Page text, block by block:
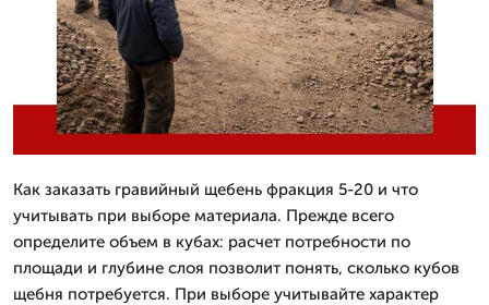
Как заказать гравийный щебень фракция 5-20 и что
учитывать при выборе материала. Прежде всего
определите объем в кубах: расчет потребности по
площади и глубине слоя позволит понять, сколько кубов
щебня потребуется. При выборе учитывайте характер